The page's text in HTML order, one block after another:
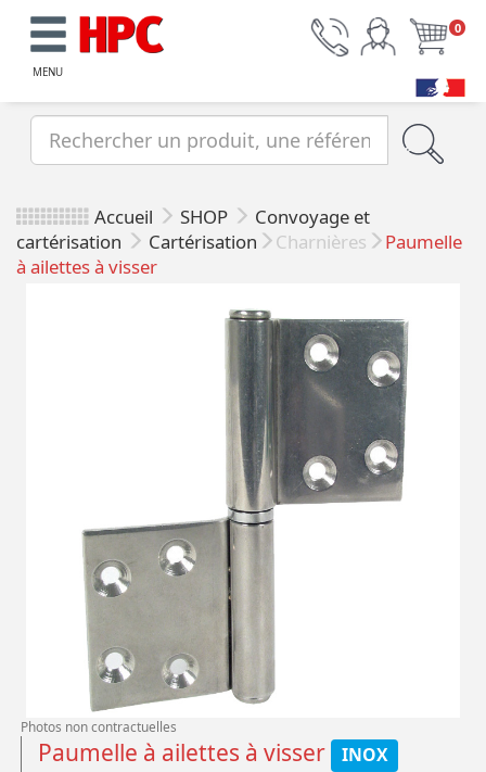
MENU
0
Accueil SHOP
Convoyage et
cartérisation
Cartérisation Charnières
Paumelle
à ailettes à visser
Photos non contractuelles
Paumelle à ailettes à visser INOX